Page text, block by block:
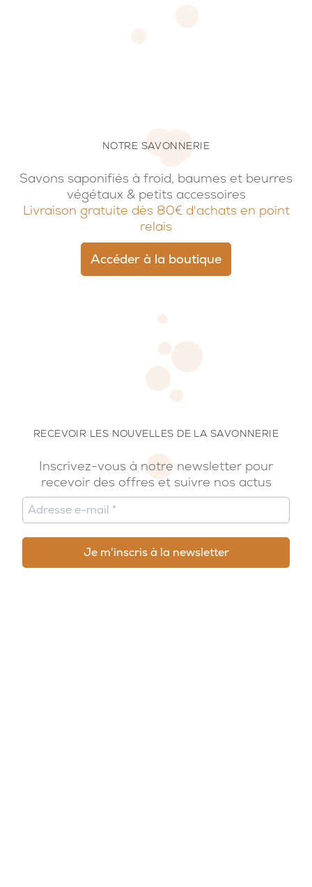
NOTRE SAVONNERIE
Savons saponifiés à froid, baumes et beurres
végétaux & petits accessoires
Livraison gratuite dès 80€ d'achats en point
relais
Accéder à la boutique
RECEVOIR LES NOUVELLES DE LA SAVONNERIE
Inscrivez-vous à notre newsletter pour
recevoir des offres et suivre nos actus